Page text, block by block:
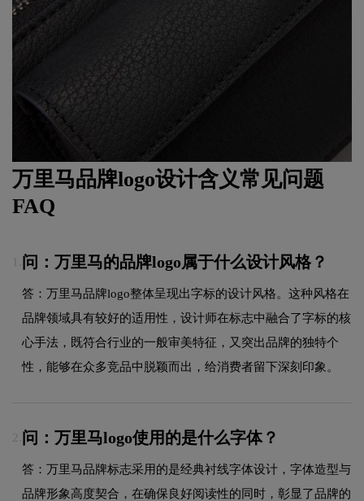
万里马品牌logo设计含义常见问题
FAQ
问：万里马的品牌logo属于什么设计风格？
答：万里马品牌logo整体呈现出字标的设计风格。这种风格在
品牌领域具有较好的适用性，设计师在标志中融合了字标的核
心手法，既符合行业的一般审美特征，又突出品牌的独特个
性，能够在众多竞品中脱颖而出，给消费者留下深刻印象。
2. 问：万里马logo使用的是什么字体？
答：万里马品牌标志采用的是经典衬线字体设计，字体造型与
品牌形象高度契合，在确保良好阅读性的同时，彰显了品牌的